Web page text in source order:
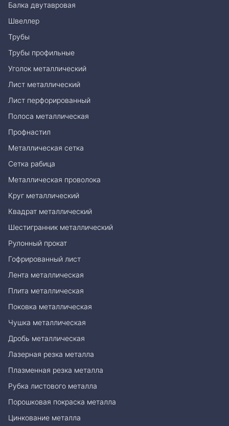
Балка двутавровая
Швеллер
Трубы
Трубы профильные
Уголок металлический
Лист металлический
Лист перфорированный
Полоса металлическая
Профнастил
Металлическая сетка
Сетка рабица
Металлическая проволока
Круг металлический
Квадрат металлический
Шестигранник металлический
Рулонный прокат
Гофрированный лист
Лента металлическая
Плита металлическая
Поковка металлическая
Чушка металлическая
Дробь металлическая
Лазерная резка металла
Плазменная резка металла
Рубка листового металла
Порошковая покраска металла
Цинкование металла